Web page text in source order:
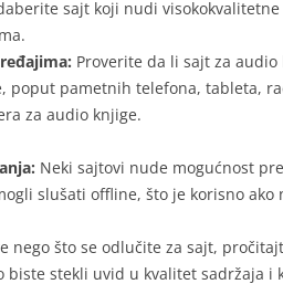
sajt koji nudi
Proverite da li sajt za
poput pametnih telefona, tableta,
za audio knjige.
Neki sajtovi nude mogućnost
slušati offline, što je korisno ako
nego što se odlučite za sajt,
biste stekli uvid u kvalitet sadržaja i